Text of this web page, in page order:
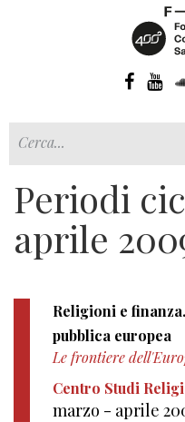
Periodi
aprile
Religioni e
pubblica europea
Le frontiere
Centro Studi
marzo - aprile